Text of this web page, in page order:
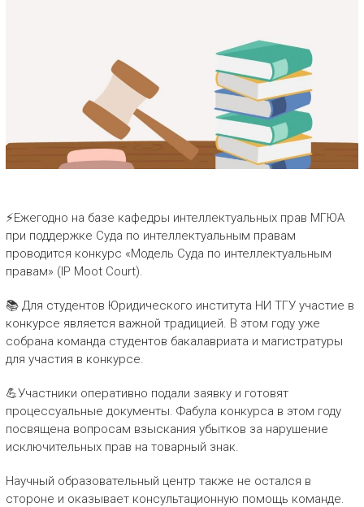
⚡Ежегодно на базе кафедры интеллектуальных прав МГЮА
при поддержке Суда по интеллектуальным правам
проводится конкурс «Модель Суда по интеллектуальным
правам» (IP Moot Court).
📚 Для студентов Юридического института НИ ТГУ участие в
конкурсе является важной традицией. В этом году уже
собрана команда студентов бакалавриата и магистратуры
для участия в конкурсе.
💪Участники оперативно подали заявку и готовят
процессуальные документы. Фабула конкурса в этом году
посвящена вопросам взыскания убытков за нарушение
исключительных прав на товарный знак.
Научный образовательный центр также не остался в
стороне и оказывает консультационную помощь команде.